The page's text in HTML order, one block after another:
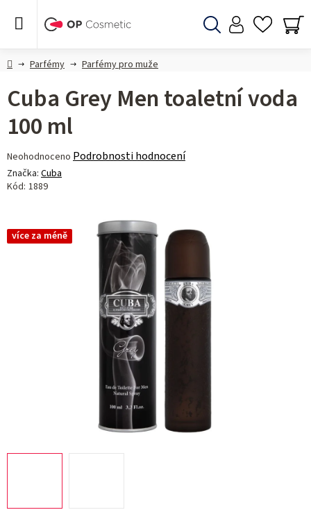
DomůParfémy Parfémy pro muže
Cuba Grey Men toaletní voda
100 ml
Průměrné
hodnocení
produktu
z 5
hvězdiček.
Neohodnoceno Podrobnosti hodnocení
Značka: Cuba
Kód: 1889
více za méně